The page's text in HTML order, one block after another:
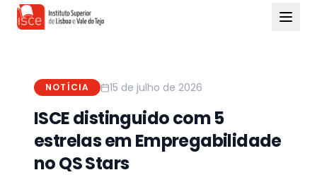
NOTÍCIA 15 de julho de 2026
ISCE distinguido com 5
estrelas em Empregabilidade
no QS Stars